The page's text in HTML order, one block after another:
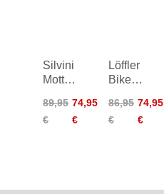
Silvini
Mottolino
89,95
€
74,95
€
Löffler
Bike
HZ
Glow
86,95
€
74,95
€